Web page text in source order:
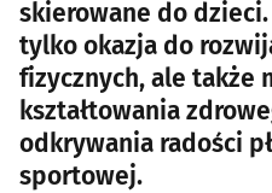
skierowane do
tylko okazja do
fizycznych, ale także
kształtowania
odkrywania radości
sportowej.